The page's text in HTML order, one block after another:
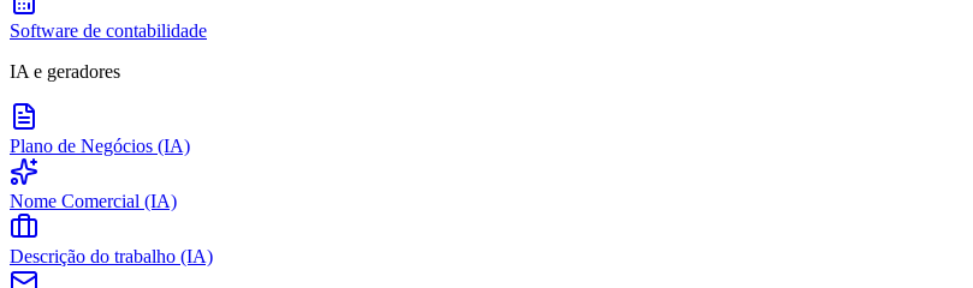
Software de contabilidade
IA e geradores
Plano de Negócios (IA)
Nome Comercial (IA)
Descrição do trabalho (IA)